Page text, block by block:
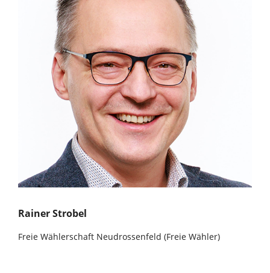
Rainer Strobel
Freie Wählerschaft Neudrossenfeld (Freie Wähler)